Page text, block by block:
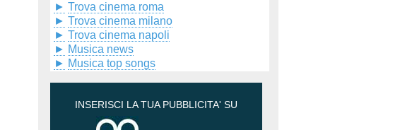
► Trova cinema roma
► Trova cinema milano
► Trova cinema napoli
► Musica news
► Musica top songs
INSERISCI LA TUA PUBBLICITA' SU